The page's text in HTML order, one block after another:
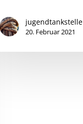
jugendtankstelle
20. Februar 2021